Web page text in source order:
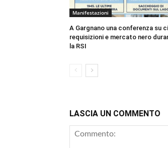
Manifestazioni
A Gargnano una conferenza su
requisizioni e mercato nero
la RSI
LASCIA UN COMMENTO